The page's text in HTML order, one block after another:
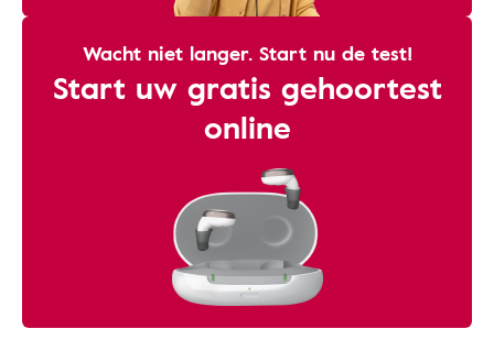
Wacht niet langer. Start nu de test!
Start uw gratis gehoortest
online